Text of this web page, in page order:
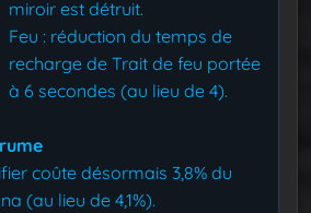
miroir est détruit.
Feu : réduction du temps de
recharge de Trait de feu portée
à 6 secondes (au lieu de 4).
coûte désormais 3,8% du
(au lieu de 4,1%).